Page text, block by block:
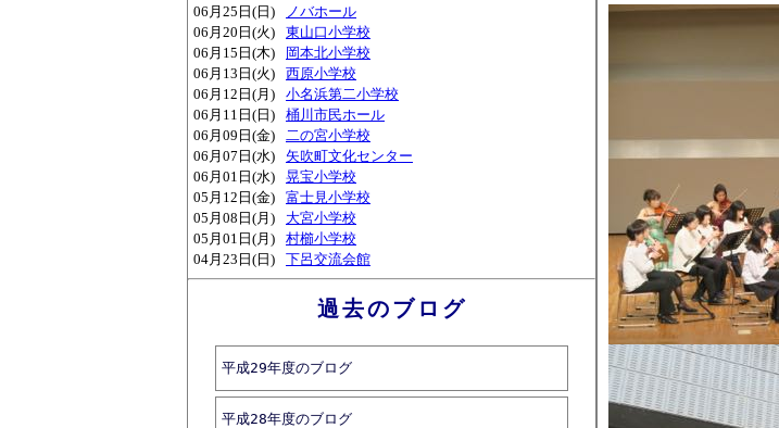
06月25日(日)
ノバホール
06月20日(火)
東山口小学校
06月15日(木)
岡本北小学校
06月13日(火)
西原小学校
06月12日(月)
小名浜第二小学校
06月11日(日)
桶川市民ホール
06月09日(金)
二の宮小学校
06月07日(水)
矢吹町文化センター
06月01日(水)
晃宝小学校
05月12日(金)
富士見小学校
05月08日(月)
大宮小学校
05月01日(月)
村櫛小学校
04月23日(日)
下呂交流会館
過去のブログ
平成29年度のブログ
平成28年度のブログ